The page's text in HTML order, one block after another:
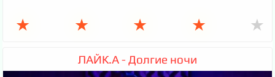
★ ★ ★ ★ ★
ЛАЙК.А - Долгие ночи